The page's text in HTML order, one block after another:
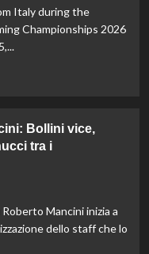
Italy during the
Championships 2026
Bollini vice,
tra i
Mancini inizia a
dello staff che lo